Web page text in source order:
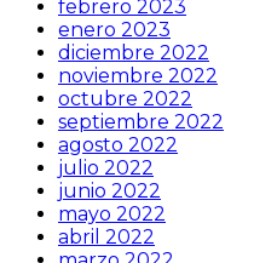
febrero 2023
enero 2023
diciembre 2022
noviembre 2022
octubre 2022
septiembre 2022
agosto 2022
julio 2022
junio 2022
mayo 2022
abril 2022